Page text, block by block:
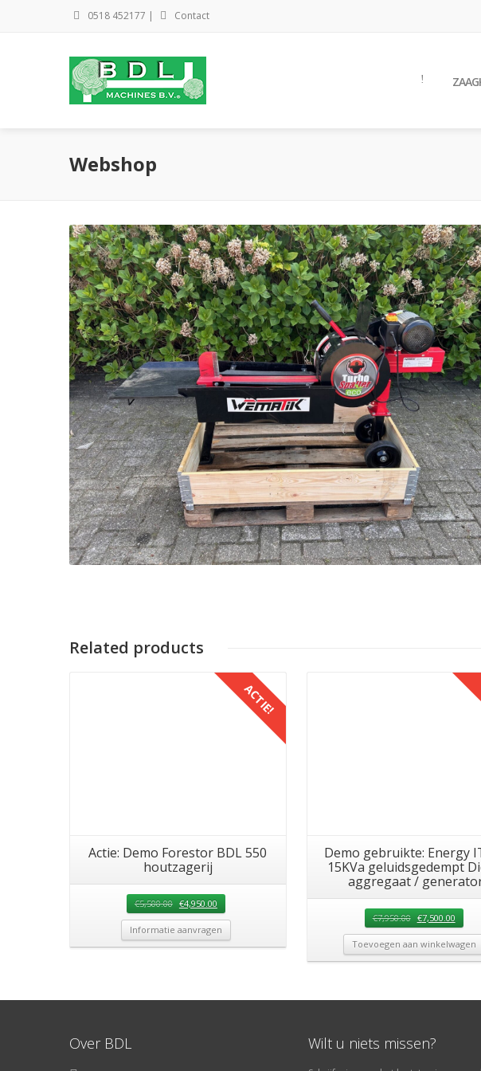
0518 452177 | Contact
Webshop
Related products
ACTIE!
Actie: Demo Forestor BDL 550
houtzagerij
€5,500.00 €4,950.00
Informatie aanvragen
Demo gebruikte: Energy
15KVa geluidsgedempt
aggregaat /
€7,950.00 €7,500.00
Toevoegen aan winkelwagen
Over BDL Wilt u niets missen?